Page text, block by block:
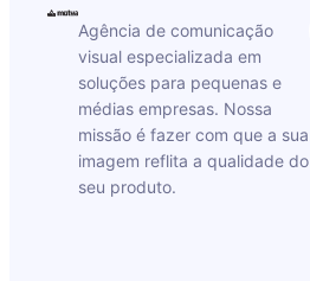
Agência de comunicação
visual especializada em
soluções para pequenas e
médias empresas. Nossa
missão é fazer com que a sua
imagem reflita a qualidade do
seu produto.